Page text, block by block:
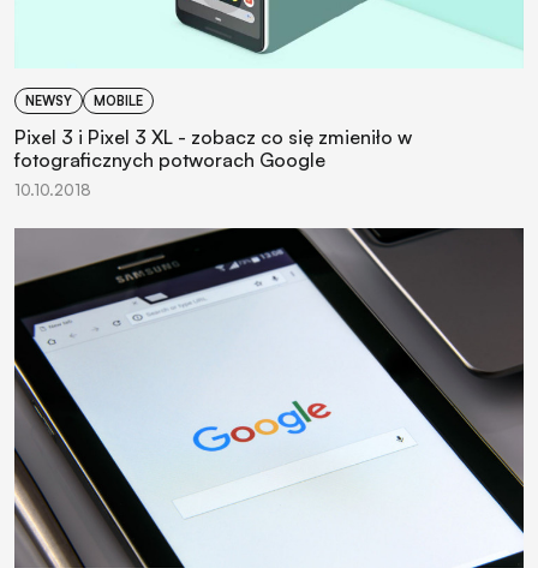
NEWSY MOBILE
Pixel 3 i Pixel 3 XL - zobacz co się zmieniło w
fotograficznych potworach Google
10.10.2018